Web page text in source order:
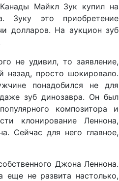
Майкл Зук купил на
Зуку это приобретение
долларов. На аукцион зуб
не удивил, то заявление,
назад, просто шокировало.
понадобился не для
зуб динозавра. Он был
композитора и
клонирование Леннона,
Сейчас для него главное,
Джона Леннона.
еще не развита настолько,